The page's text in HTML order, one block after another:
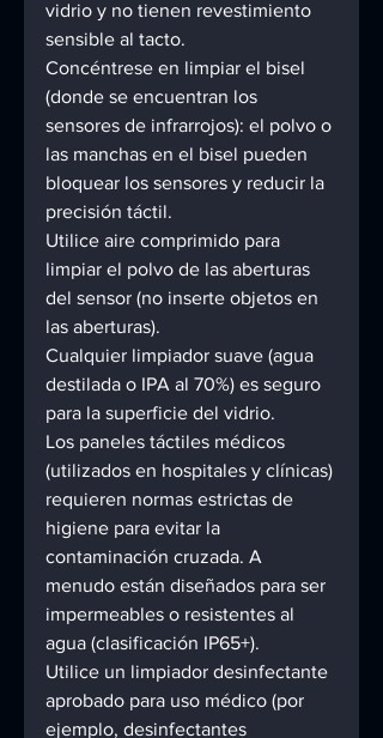
vidrio y no tienen revestimiento
sensible al tacto.
Concéntrese en limpiar el bisel
(donde se encuentran los
sensores de infrarrojos): el polvo o
las manchas en el bisel pueden
bloquear los sensores y reducir la
precisión táctil.
Utilice aire comprimido para
limpiar el polvo de las aberturas
del sensor (no inserte objetos en
las aberturas).
Cualquier limpiador suave (agua
destilada o IPA al 70%) es seguro
para la superficie del vidrio.
Los paneles táctiles médicos
(utilizados en hospitales y clínicas)
requieren normas estrictas de
higiene para evitar la
contaminación cruzada. A
menudo están diseñados para ser
impermeables o resistentes al
agua (clasificación IP65+).
Utilice un limpiador desinfectante
aprobado para uso médico (por
ejemplo, desinfectantes